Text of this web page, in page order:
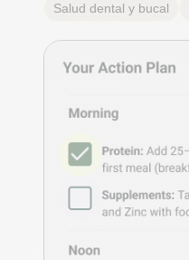
Salud dental y bucal